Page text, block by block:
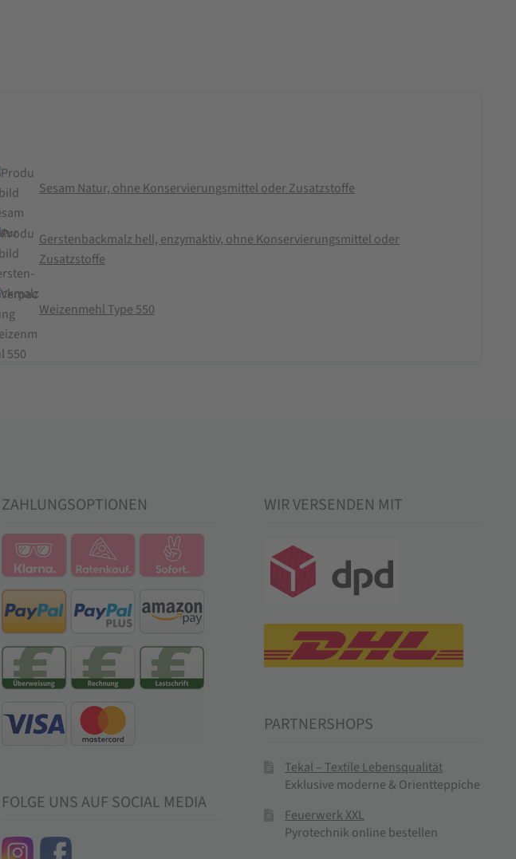
Sesam Natur, ohne Konservierungsmittel oder Zusatzstoffe
Gerstenbackmalz hell, enzymaktiv, ohne Konservierungsmittel oder
Zusatzstoffe
Weizenmehl Type 550
ZAHLUNGSOPTIONEN
FOLGE UNS AUF SOCIAL MEDIA
WIR VERSENDEN MIT
PARTNERSHOPS
Tekal – Textile Lebensqualität
Exklusive moderne & Orientteppiche
Feuerwerk XXL
Pyrotechnik online bestellen